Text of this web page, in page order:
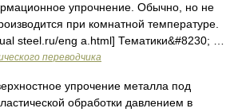
упрочнение. Обычно, но не
при комнатной температуре.
steel.ru/eng a.html] Тематики&#8230; …
переводчика
упрочение металла под
обработки давлением в